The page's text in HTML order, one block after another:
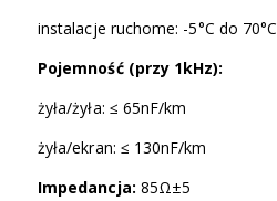
instalacje ruchome: -5°C do 70°C
Pojemność (przy 1kHz):
żyła/żyła: ≤ 65nF/km
żyła/ekran: ≤ 130nF/km
Impedancja: 85Ω±5